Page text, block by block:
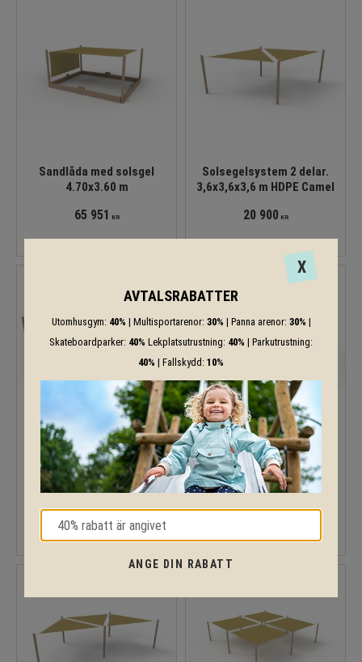
Sandlåda med solsgel
4.70x3.60 m
65 951 KR
Solsegelsystem 2 delar.
3,6x3,6x3,6 m HDPE Camel
20 900 KR
Solsegelsystem 3 delar 4 x
4 x 4 m 2 sidor 1,5 x 3 m
HDPE Camel
40 570
Solsegelsystem 3 delar.
3,6 x 3,6 x 3,6 m med 2
sidor 1,5 x 3,6 m HDPE
Camel
38 112
X
AVTALSRABATTER
Utomhusgym: 40% | Multisportarenor: 30% | Panna arenor: 30% |
Skateboardparker: 40% Lekplatsutrustning: 40% | Parkutrustning:
40% | Fallskydd: 10%
ANGE DIN RABATT